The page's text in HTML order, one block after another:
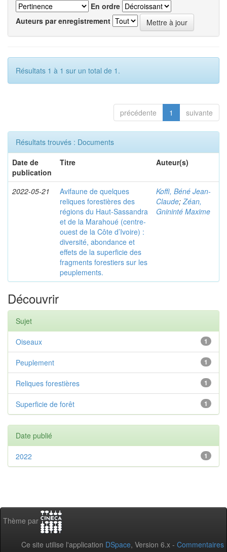
En ordre
Auteurs par enregistrement
Résultats 1 à 1 sur un total de 1.
précédente 1 suivante
Résultats trouvés : Documents
Date de
publication
Titre Auteur(s)
2022-05-21
Avifaune de quelques
reliques forestières des
régions du Haut-Sassandra
et de la Marahoué (centre-
ouest de la Côte d’Ivoire) :
diversité, abondance et
effets de la superficie des
fragments forestiers sur les
peuplements.
Koffi, Béné Jean-
Claude; Zéan,
Gnininté Maxime
Découvrir
Sujet
1
Oiseaux
1
Peuplement
1
Reliques forestières
1
Superficie de forêt
Date publié
1
2022
Thème par
Ce site utilise l'application DSpace, Version 6.x - Commentaires